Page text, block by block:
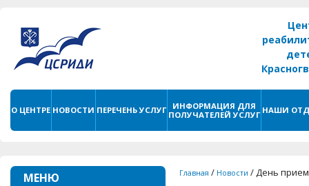
О ЦЕНТРЕ НОВОСТИ ПЕРЕЧЕНЬ УСЛУГ
ИНФОРМАЦИЯ ДЛЯ
ПОЛУЧАТЕЛЕЙ УСЛУГ НАШИ
МЕНЮ Главная / Новости /День